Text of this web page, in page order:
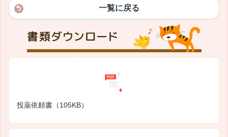
一覧に戻る
投薬依頼書（105KB）